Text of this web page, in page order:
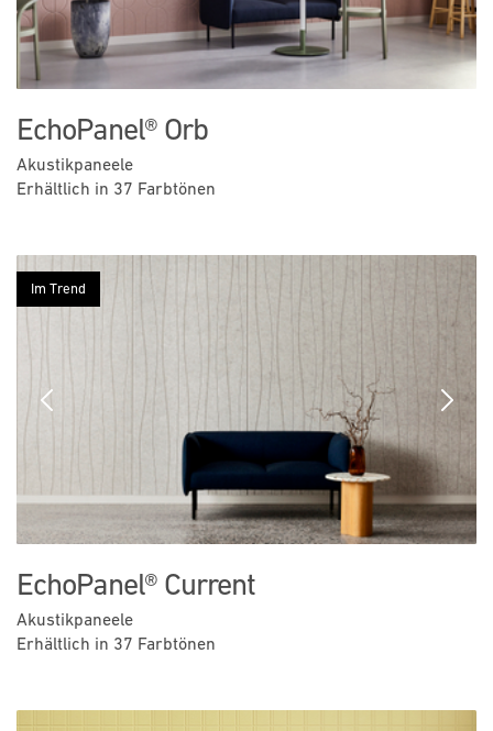
EchoPanel® Orb
Akustikpaneele
Erhältlich in 37 Farbtönen
Previous Next
Im Trend
EchoPanel® Current
Akustikpaneele
Erhältlich in 37 Farbtönen